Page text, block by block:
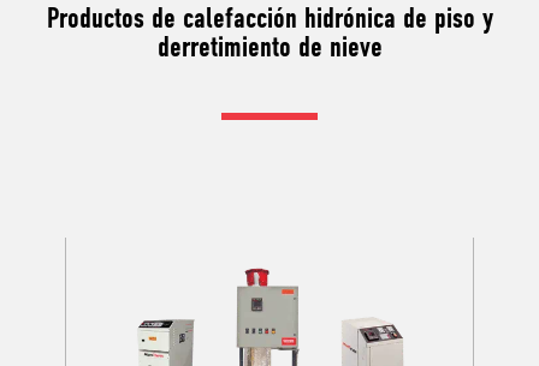
Productos de calefacción hidrónica de piso y
derretimiento de nieve